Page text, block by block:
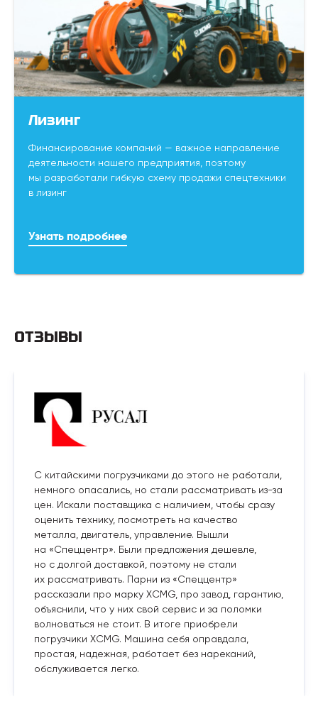
Лизинг
Финансирование компаний — важное направление
деятельности нашего предприятия, поэтому
мы разработали гибкую схему продажи спецтехники
в лизинг
Узнать подробнее
ОТЗЫВЫ
С китайскими погрузчиками до этого не работали,
немного опасались, но стали рассматривать из-за
цен. Искали поставщика с наличием, чтобы сразу
оценить технику, посмотреть на качество
металла, двигатель, управление. Вышли
на «Спеццентр». Были предложения дешевле,
но с долгой доставкой, поэтому не стали
их рассматривать. Парни из «Спеццентр»
рассказали про марку XCMG, про завод, гарантию,
объяснили, что у них свой сервис и за поломки
волноваться не стоит. В итоге приобрели
погрузчики XCMG. Машина себя оправдала,
простая, надежная, работает без нареканий,
обслуживается легко.